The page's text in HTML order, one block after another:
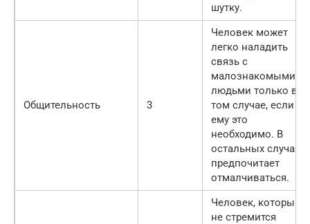
шутку.
Общительность 3
Человек может
легко наладить
связь с
малознакомыми
людьми только в
том случае, если
ему это
необходимо. В
остальных случаях
предпочитает
отмалчиваться.
Человек, который
не стремится